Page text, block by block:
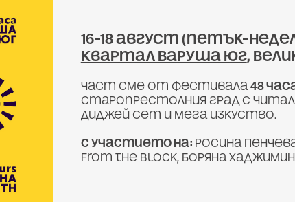
​​​​​​​16–18 август
квартал Варуша Юг,
Част сме от фестивала48
старопрестолния град с
диджей сет и мега изкуство.
С участието на: Росина
from the Block, Боряна